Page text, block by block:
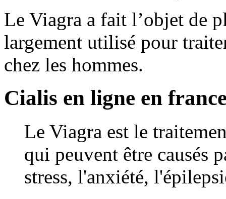
Le Viagra a fait l’objet de
largement utilisé pour
chez les hommes.
Cialis en ligne en
Le Viagra est le
qui peuvent être causés
stress, l'anxiété,